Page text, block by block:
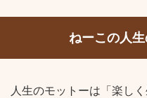
ねーこの人
人生のモットーは「楽しく